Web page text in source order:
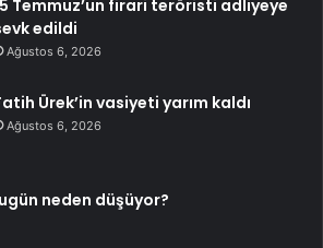
Temmuz’un firari teröristi adliyeye
edildi
Ağustos 6, 2026
Ürek’in vasiyeti yarım kaldı
Ağustos 6, 2026
neden düşüyor?